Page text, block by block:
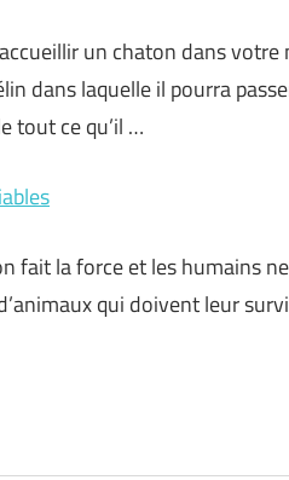
un chaton dans votre
dans laquelle il pourra
tout ce qu’il …
fait la force et les humains
qui doivent leur